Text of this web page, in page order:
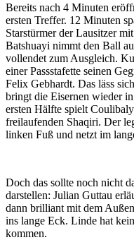
Bereits nach 4 Minuten
ersten Treffer. 12 Minuten
Starstürmer der Lausitzer
Batshuayi nimmt den Ball
vollendet zum Ausgleich.
einer Passstafette seinen
Felix Gebhardt. Das läss
bringt die Eisernen wieder
ersten Hälfte spielt
freilaufenden Shaqiri. Der
linken Fuß und netzt im
Doch das sollte noch nicht
darstellen: Julian Guttau
dann brilliant mit dem
ins lange Eck. Linde hat
kommen.